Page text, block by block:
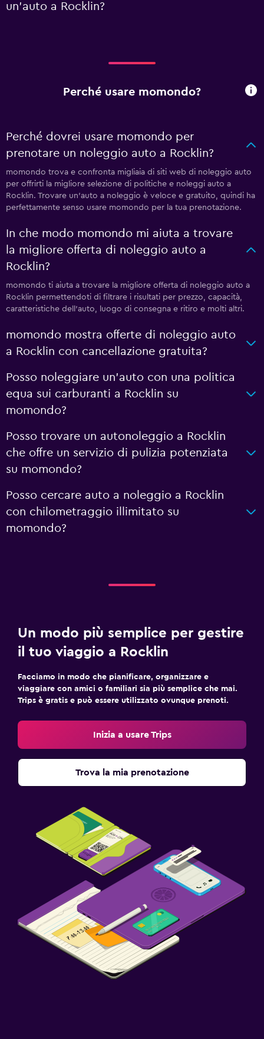
un'auto a Rocklin?
Perché usare momondo?
Perché dovrei usare momondo per
prenotare un noleggio auto a Rocklin?
momondo trova e confronta migliaia di siti web di noleggio auto
per offrirti la migliore selezione di politiche e noleggi auto a
Rocklin. Trovare un'auto a noleggio è veloce e gratuito, quindi ha
perfettamente senso usare momondo per la tua prenotazione.
In che modo momondo mi aiuta a trovare
la migliore offerta di noleggio auto a
Rocklin?
momondo ti aiuta a trovare la migliore offerta di noleggio auto a
Rocklin permettendoti di filtrare i risultati per prezzo, capacità,
caratteristiche dell'auto, luogo di consegna e ritiro e molti altri.
momondo mostra offerte di noleggio auto
a Rocklin con cancellazione gratuita?
Posso noleggiare un'auto con una politica
equa sui carburanti a Rocklin su
momondo?
Posso trovare un autonoleggio a Rocklin
che offre un servizio di pulizia potenziata
su momondo?
Posso cercare auto a noleggio a Rocklin
con chilometraggio illimitato su
momondo?
Un modo più semplice per gestire
il tuo viaggio a Rocklin
Facciamo in modo che pianificare, organizzare e
viaggiare con amici o familiari sia più semplice che mai.
Trips è gratis e può essere utilizzato ovunque prenoti.
Inizia a usare Trips
Trova la mia prenotazione